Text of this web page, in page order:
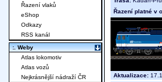
Řazení platné v
Aktualizace:
Řazení vlaků
eShop
Odkazy
RSS kanál
:. Weby
Atlas lokomotiv
Atlas vozů
Nejkrásnější nádraží ČR